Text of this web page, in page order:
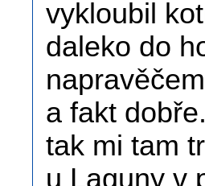
vykloubil
daleko do
a fakt
tak mi tam
u Laguny v